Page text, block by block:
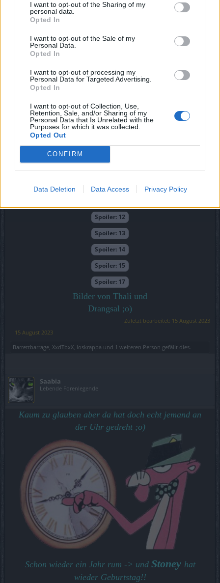
I want to opt-out of the Sharing of my
personal data.
Opted In
I want to opt-out of the Sale of my
Personal Data.
Opted In
I want to opt-out of processing my
Personal Data for Targeted Advertising.
Opted In
I want to opt-out of Collection, Use,
Retention, Sale, and/or Sharing of my
Personal Data that Is Unrelated with the
Purposes for which it was collected.
Opted Out
CONFIRM
Data Deletion Data Access Privacy Policy
Spoiler:5a
Spoiler:6a
Spoiler:8
Spoiler:8b
Spoiler:8c
Spoiler:10
Spoiler: 12
Spoiler: 13
Spoiler: 14
Spoiler: 15
Spoiler: 17
Bilder von Thali und
Drangsal ;o)
Zuletzt bearbeitet: 15 August 2023
15 August 2023
Barrettbarrage XxdTbxX loskrappa und 1 weiteren Person gefällt dies.
Saabia
Lebende Forenlegende
Kaum zu glauben aber da hat doch echt jemand an
der Uhr gedreht ;o)
Schon wieder ein Jahr rum -> und Stoney hat
wieder Geburtstag!!